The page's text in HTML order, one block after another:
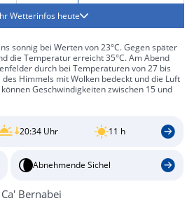
Wetterinfos heute
sonnig bei Werten von 23°C. Gegen später
die Temperatur erreicht 35°C. Am Abend
durch bei Temperaturen von 27 bis
des Himmels mit Wolken bedeckt und die Luft
Geschwindigkeiten zwischen 15 und
20:34 Uhr 11 h
Abnehmende Sichel
Bernabei